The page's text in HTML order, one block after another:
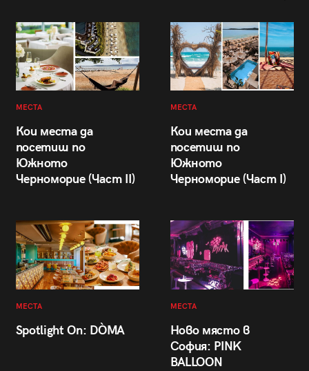
МЕСТА
Кои места да
посетиш по
Южното
Черноморие (Част II)
МЕСТА
Кои места да
посетиш по
Южното
Черноморие (Част I)
МЕСТА
Spotlight On: DÒMA
МЕСТА
Ново място в
София: PINK
BALLOON